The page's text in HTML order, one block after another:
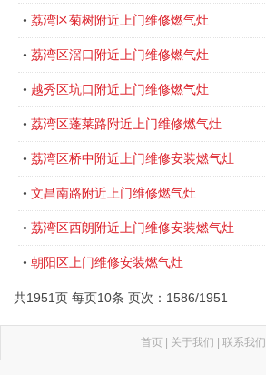
• 荔湾区菊树附近上门维修燃气灶
• 荔湾区滘口附近上门维修燃气灶
• 越秀区坑口附近上门维修燃气灶
• 荔湾区蓬莱路附近上门维修燃气灶
• 荔湾区桥中附近上门维修安装燃气灶
• 文昌南路附近上门维修燃气灶
• 荔湾区西朗附近上门维修安装燃气灶
• 朝阳区上门维修安装燃气灶
共1951页 每页10条 页次：1586/1951
首页 | 关于我们 | 联系我们